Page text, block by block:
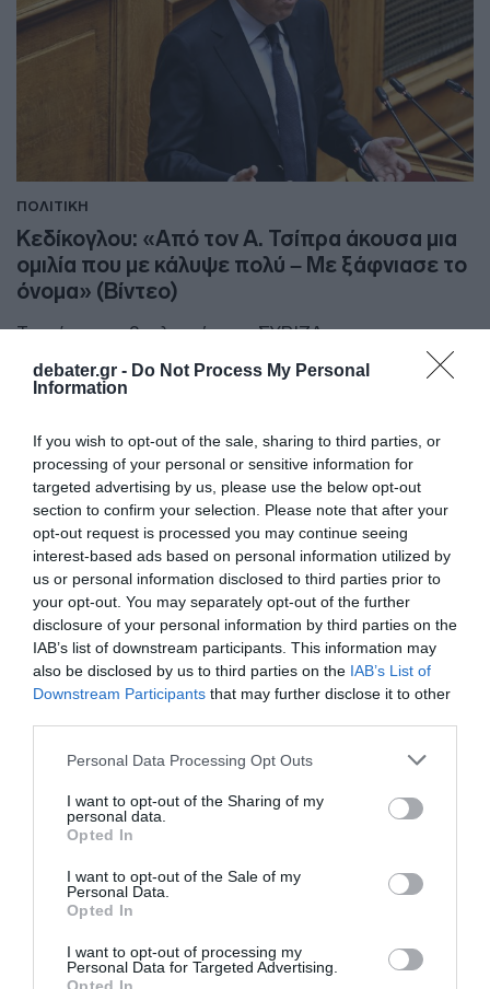
debater.gr - Do Not Process My Personal
Information
If you wish to opt-out of the sale, sharing to third parties, or
processing of your personal or sensitive information for
targeted advertising by us, please use the below opt-out
section to confirm your selection. Please note that after your
opt-out request is processed you may continue seeing
interest-based ads based on personal information utilized by
us or personal information disclosed to third parties prior to
your opt-out. You may separately opt-out of the further
disclosure of your personal information by third parties on the
IAB’s list of downstream participants. This information may
also be disclosed by us to third parties on the IAB’s List of
Downstream Participants that may further disclose it to other
Please note that this website/app uses one or more Google
not limited to your visit or usage behaviour. You may click to
grant or deny consent to Google and its third-party tags to
use your data for below specified purposes in below Google
consent section.
Personal Data Processing Opt Outs
I want to opt-out of the Sharing of my
personal data.
Opted In
I want to opt-out of the Sale of my
Personal Data.
Opted In
I want to opt-out of processing my
Personal Data for Targeted Advertising.
ΠΟΛΙΤΙΚΗ
Κεδίκογλου: «Από τον Α. Τσίπρα άκουσα μια
ομιλία που με κάλυψε πολύ – Με ξάφνιασε το
όνομα» (Βίντεο)
Τι ανέφερε ο βουλευτής του ΣΥΡΙΖΑ
27.05.2026 - 23:20
από τον ΣΥΡΙΖΑ για να πάω στο κόμμα
Τσίπρα”
"Θα το έκαναν κι άλλοι συνάδελφοί μου"
22.04.2026 - 12:10